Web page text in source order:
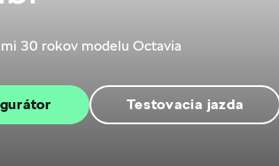
30 rokov modelu Octavia
Testovacia jazda